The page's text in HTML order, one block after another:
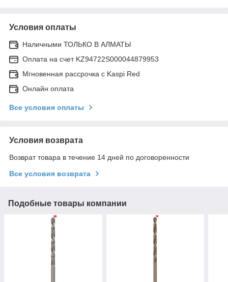
Условия оплаты
Наличными ТОЛЬКО В АЛМАТЫ
Оплата на счет KZ94722S000044879953
Мгновенная рассрочка с Kaspi Red
Онлайн оплата
Все условия оплаты
Условия возврата
Возврат товара в течение 14 дней по договоренности
Все условия возврата
Подобные товары компании